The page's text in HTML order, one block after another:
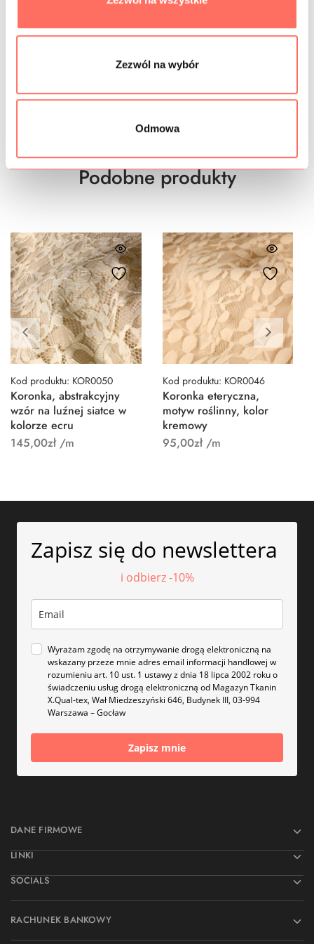
Zezwól na wybór
Odmowa
PRÓBKI TKANIN
BEZPIECZEŃSTWO
Podobne produkty
Kod produktu: KOR0050
Koronka, abstrakcyjny
wzór na luźnej siatce w
kolorze ecru
145,00zł/m
Kod produktu: KOR0046
Koronka eteryczna,
motyw roślinny, kolor
kremowy
95,00zł/m
Zapisz się do newslettera
i odbierz -10%
Wyrażam zgodę na otrzymywanie drogą elektroniczną na
wskazany przeze mnie adres email informacji handlowej w
rozumieniu art. 10 ust. 1 ustawy z dnia 18 lipca 2002 roku o
świadczeniu usług drogą elektroniczną od Magazyn Tkanin
X.Qual-tex, Wał Miedzeszyński 646, Budynek III, 03-994
Warszawa – Gocław
Zapisz mnie
DANE FIRMOWE
LINKI
SOCIALS
RACHUNEK BANKOWY